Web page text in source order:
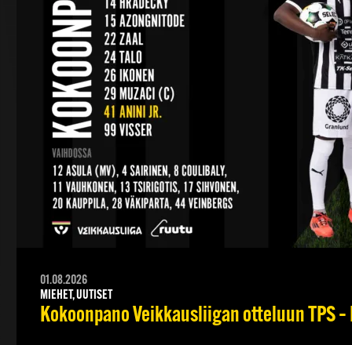
01.08.2026
MIEHET, UUTISET
Kokoonpano Veikkausliigan otteluun TPS